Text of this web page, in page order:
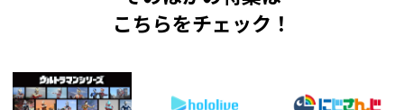
こちらをチェック！